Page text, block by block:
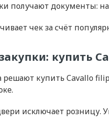
получают документы:
чек за счёт
купить
купить Cavallo
исключает розницу.